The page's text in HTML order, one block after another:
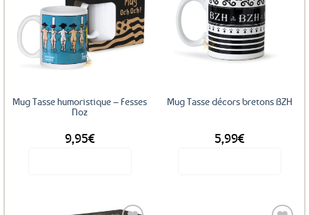
Ajouter
aux
favoris
Mug Tasse humoristique – Fesses
Noz
9,95€
Mug Tasse décors bretons BZH
5,99€